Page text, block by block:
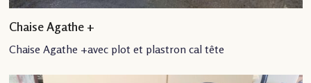
Chaise Agathe +
Chaise Agathe +avec plot et plastron cal tête